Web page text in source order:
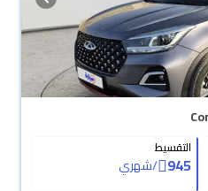
التقسيط
945
/شهري